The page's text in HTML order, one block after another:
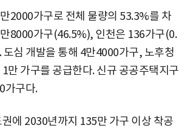
2000가구로 전체 물량의 53.3%를 차
8000가구(46.5%), 인천은 136가구(0.
심 개발을 통해 4만4000가구, 노후청
만 가구를 공급한다. 신규 공공주택지구
가구다.
에 2030년까지 135만 가구 이상 착공